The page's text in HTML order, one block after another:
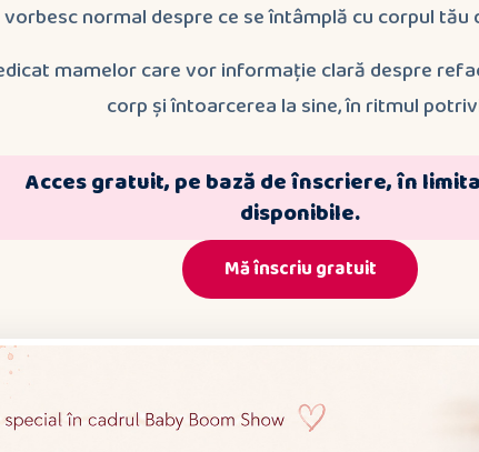
vorbesc normal despre ce se întâmplă cu corpul tău
mamelor care vor informație clară despre
corp și întoarcerea la sine, în ritmul
Acces gratuit, pe bază de înscriere, în
disponibile.
Mă înscriu gratuit